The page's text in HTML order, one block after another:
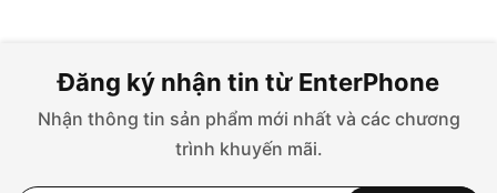
Đăng ký nhận tin từ EnterPhone
Nhận thông tin sản phẩm mới nhất và các chương
trình khuyến mãi.